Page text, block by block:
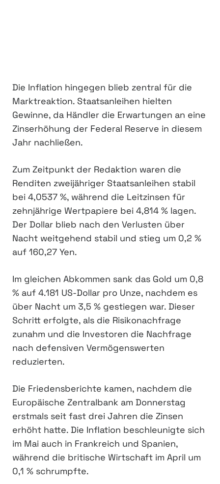
Die Inflation hingegen blieb zentral für die
Marktreaktion. Staatsanleihen hielten
Gewinne, da Händler die Erwartungen an eine
Zinserhöhung der Federal Reserve in diesem
Jahr nachließen.
Zum Zeitpunkt der Redaktion waren die
Renditen zweijähriger Staatsanleihen stabil
bei 4,0537 %, während die Leitzinsen für
zehnjährige Wertpapiere bei 4,814 % lagen.
Der Dollar blieb nach den Verlusten über
Nacht weitgehend stabil und stieg um 0,2 %
auf 160,27 Yen.
Im gleichen Abkommen sank das Gold um 0,8
% auf 4.181 US-Dollar pro Unze, nachdem es
über Nacht um 3,5 % gestiegen war. Dieser
Schritt erfolgte, als die Risikonachfrage
zunahm und die Investoren die Nachfrage
nach defensiven Vermögenswerten
reduzierten.
Die Friedensberichte kamen, nachdem die
Europäische Zentralbank am Donnerstag
erstmals seit fast drei Jahren die Zinsen
erhöht hatte. Die Inflation beschleunigte sich
im Mai auch in Frankreich und Spanien,
während die britische Wirtschaft im April um
0,1 % schrumpfte.